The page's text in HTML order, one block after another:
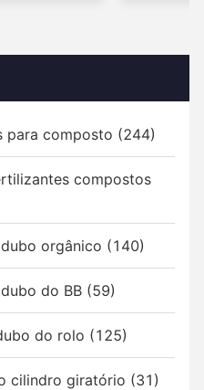
para composto (244)
compostos
orgânico (140)
do BB (59)
do rolo (125)
cilindro giratório (31)